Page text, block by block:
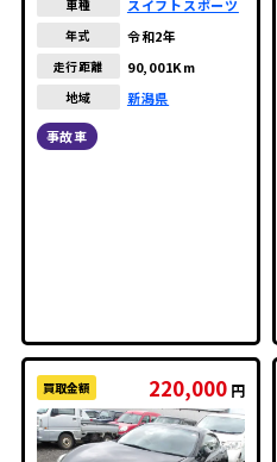
車種 スイフトスポーツ
年式 令和2年
走行距離 90,001Km
地域 新潟県
事故車
買取金額 220,000 円